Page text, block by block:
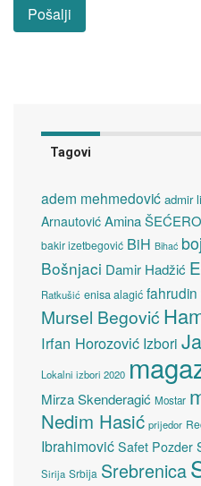
Tagovi
adem mehmedović admir
Arnautović Amina
bakir izetbegović BiH Bihać
Bošnjaci Damir Hadžić
Ratkušić enisa alagić fahrudin
Mursel Begović
Irfan Horozović Izbori
Lokalni izbori 2020
Mirza Skenderagić Mostar
Nedim Hasić prijedor
Ibrahimović Safet Pozder
Sirija Srbija Srebrenica